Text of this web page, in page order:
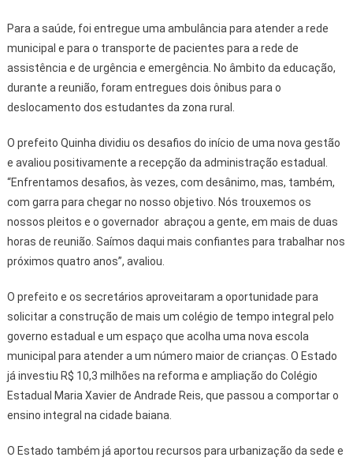
Para a saúde, foi entregue uma ambulância para atender a rede
municipal e para o transporte de pacientes para a rede de
assistência e de urgência e emergência. No âmbito da educação,
durante a reunião, foram entregues dois ônibus para o
deslocamento dos estudantes da zona rural.
O prefeito Quinha dividiu os desafios do início de uma nova gestão
e avaliou positivamente a recepção da administração estadual.
“Enfrentamos desafios, às vezes, com desânimo, mas, também,
com garra para chegar no nosso objetivo. Nós trouxemos os
nossos pleitos e o governador abraçou a gente, em mais de duas
horas de reunião. Saímos daqui mais confiantes para trabalhar nos
próximos quatro anos”, avaliou.
O prefeito e os secretários aproveitaram a oportunidade para
solicitar a construção de mais um colégio de tempo integral pelo
governo estadual e um espaço que acolha uma nova escola
municipal para atender a um número maior de crianças. O Estado
já investiu R$ 10,3 milhões na reforma e ampliação do Colégio
Estadual Maria Xavier de Andrade Reis, que passou a comportar o
ensino integral na cidade baiana.
O Estado também já aportou recursos para urbanização da sede e